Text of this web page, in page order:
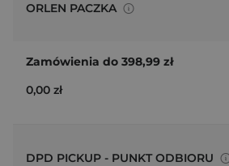
ORLEN PACZKA
Punkty partnerskie
0,00 zł
DPD PICKUP - PUNKT ODBIORU